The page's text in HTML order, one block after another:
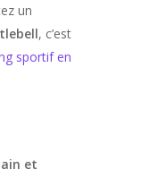
un
, c’est
sportif en
et